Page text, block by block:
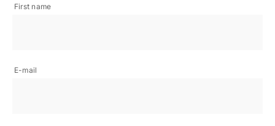
First name
E-mail